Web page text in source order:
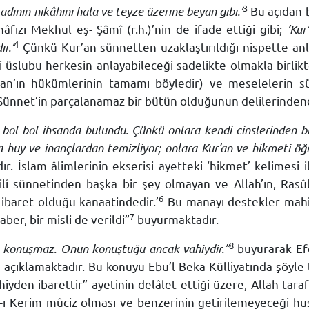
nikâhını hala ve teyze üzerine beyan gibi.’3 Bu açıdan
Mekhul eş- Şâmî (r.h.)’nin de ifade ettiği gibi;
4Çünkü Kur’an sünnetten uzaklaştırıldığı nispette
üslubu herkesin anlayabileceği sadelikte olmakla
hükümlerinin tamamı böyledir) ve meselelerin
parçalanamaz bir bütün olduğunun
bol bol ihsanda bulundu. Çünkü onlara kendi cinslerinden
huy ve inançlardan temizliyor; onlara Kur’an ve hikmeti
İslam âlimlerinin ekserisi ayetteki ‘hikmet’ kelimesi
sünnetinden başka bir şey olmayan ve Allah’ın,
olduğu kanaatindedir.’6 Bu manayı destekler
bir misli de verildi”7 buyurmaktadır.
Onun konuştuğu ancak vahiydir.”8 buyurarak
açıklamaktadır. Bu konuyu Ebu’l Beka Külliyatında
ibarettir” ayetinin delâlet ettiği üzere, Allah
ı Kerim mûciz olması ve benzerinin getirilemeyeceği